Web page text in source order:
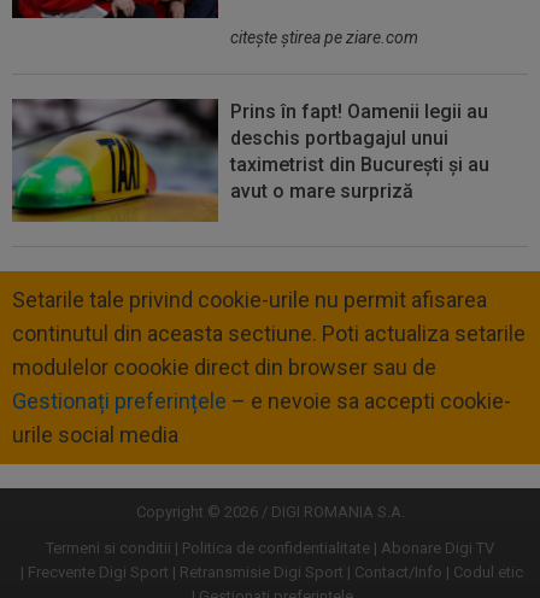
citeşte ştirea pe ziare.com
Prins în fapt! Oamenii legii au
deschis portbagajul unui
taximetrist din București și au
avut o mare surpriză
Setarile tale privind cookie-urile nu permit afisarea
continutul din aceasta sectiune. Poti actualiza setarile
modulelor coookie direct din browser sau de
Gestionați preferințele – e nevoie sa accepti cookie-
urile social media
Copyright © 2026 / DIGI ROMANIA S.A.
Termeni si conditii
Politica de confidentialitate
Abonare Digi TV
Frecvente Digi Sport
Retransmisie Digi Sport Contact/Info
Codul etic